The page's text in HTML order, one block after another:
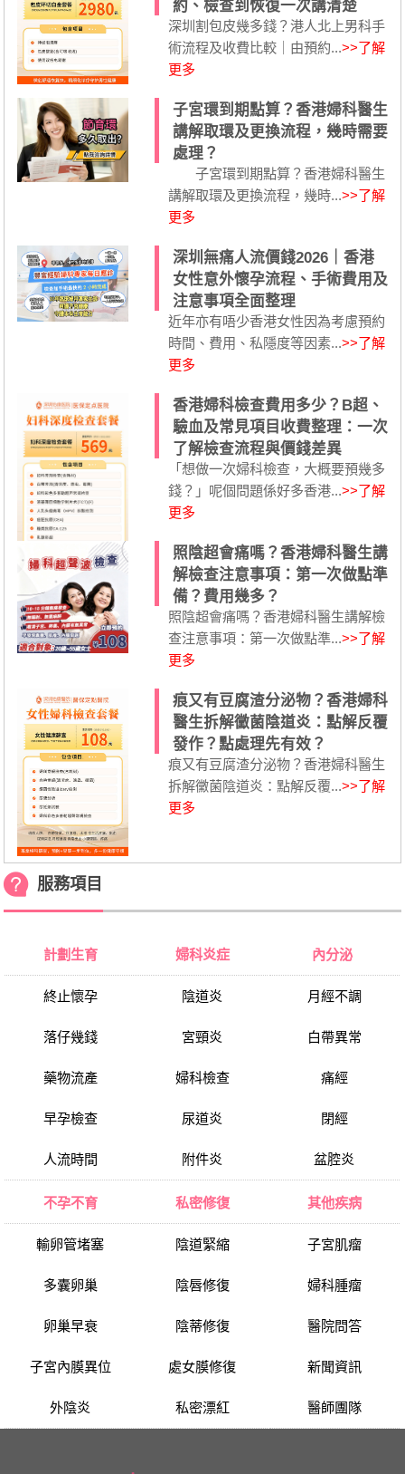
約、檢查到恢復一次講清楚
深圳割包皮幾多錢？港人北上男科手
術流程及收費比較｜由預約...>>了解
更多
子宮環到期點算？香港婦科醫生
講解取環及更換流程，幾時需要
處理？
子宮環到期點算？香港婦科醫生
講解取環及更換流程，幾時...>>了解
更多
深圳無痛人流價錢2026｜香港
女性意外懷孕流程、手術費用及
注意事項全面整理
近年亦有唔少香港女性因為考慮預約
時間、費用、私隱度等因素...>>了解
更多
香港婦科檢查費用多少？B超、
驗血及常見項目收費整理：一次
了解檢查流程與價錢差異
「想做一次婦科檢查，大概要預幾多
錢？」呢個問題係好多香港...>>了解
更多
照陰超會痛嗎？香港婦科醫生講
解檢查注意事項：第一次做點準
備？費用幾多？
照陰超會痛嗎？香港婦科醫生講解檢
查注意事項：第一次做點準...>>了解
更多
痕又有豆腐渣分泌物？香港婦科
醫生拆解黴菌陰道炎：點解反覆
發作？點處理先有效？
痕又有豆腐渣分泌物？香港婦科醫生
拆解黴菌陰道炎：點解反覆...>>了解
更多
服務項目
計劃生育
終止懷孕
落仔幾錢
藥物流產
早孕檢查
人流時間
婦科炎症
陰道炎
宮頸炎
婦科檢查
尿道炎
附件炎
內分泌
月經不調
白帶異常
痛經
閉經
盆腔炎
不孕不育
輸卵管堵塞
多囊卵巢
卵巢早衰
子宮內膜異位
外陰炎
私密修復
陰道緊縮
陰唇修復
陰蒂修復
處女膜修復
私密漂紅
其他疾病
子宮肌瘤
婦科腫瘤
醫院問答
新聞資訊
醫師團隊